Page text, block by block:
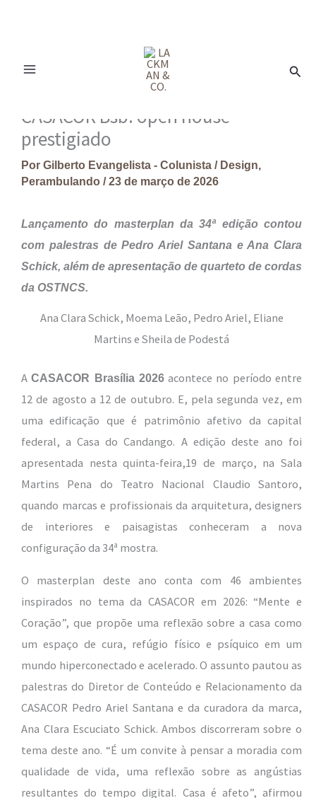
CASACOR Bsb: open house
prestigiado
Por Gilberto Evangelista - Colunista / Design,
Perambulando /23 de março de 2026
Lançamento do masterplan da 34ª edição contou
com palestras de Pedro Ariel Santana e Ana Clara
Schick, além de apresentação de quarteto de cordas
da OSTNCS.
Ana Clara Schick, Moema Leão, Pedro Ariel, Eliane
Martins e Sheila de Podestá
ACASACOR Brasília 2026acontece no período entre
12 de agosto a 12 de outubro. E, pela segunda vez, em
uma edificação que é patrimônio afetivo da capital
federal, a Casa do Candango. A edição deste ano foi
apresentada nesta quinta-feira,19 de março, na Sala
Martins Pena do Teatro Nacional Claudio Santoro,
quando marcas e profissionais da arquitetura, designers
de interiores e paisagistas conheceram a nova
configuração da 34ª mostra.
O masterplan deste ano conta com 46 ambientes
inspirados no tema da CASACOR em 2026: “Mente e
Coração”, que propõe uma reflexão sobre a casa como
um espaço de cura, refúgio físico e psíquico em um
mundo hiperconectado e acelerado. O assunto pautou as
palestras do Diretor de Conteúdo e Relacionamento da
CASACOR Pedro Ariel Santana e da curadora da marca,
Ana Clara Escuciato Schick. Ambos discorreram sobre o
tema deste ano. “É um convite à pensar a moradia com
qualidade de vida, uma reflexão sobre as angústias
resultantes do tempo digital. Casa é afeto”, afirmou